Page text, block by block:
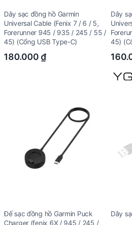
Dây sạc đồng hồ Garmin
Universal Cable (Fenix 7 / 6 / 5,
Forerunner 945 / 935 / 245 / 55 /
45) (Cổng USB Type-C)
180.000 ₫
Dây
45)
Đế sạc đồng hồ Garmin Puck
Charger (fenix 6X / 945 / 245 /
Dây